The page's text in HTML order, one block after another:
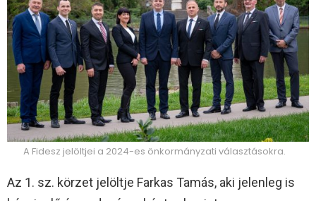
A Fidesz jelöltjei a 2024-es önkormányzati választásokra.
Az 1. sz. körzet jelöltje Farkas Tamás, aki jelenleg is